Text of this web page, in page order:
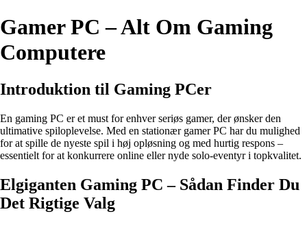
Gamer PC – Alt Om Gaming
Computere
Introduktion til Gaming PCer
En gaming PC er et must for enhver seriøs gamer, der ønsker den
ultimative spiloplevelse. Med en stationær gamer PC har du mulighed
for at spille de nyeste spil i høj opløsning og med hurtig respons –
essentielt for at konkurrere online eller nyde solo-eventyr i topkvalitet.
Elgiganten Gaming PC – Sådan Finder Du
Det Rigtige Valg